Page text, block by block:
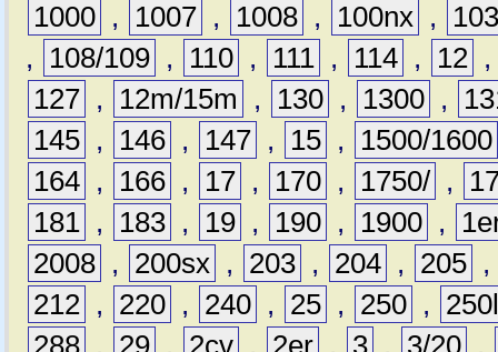
1000 , 1007 , 1008 , 100nx ,
,
108/109 , 110 , 111 , 114 , 12
127 , 12m/15m , 130 , 1300 ,
145 , 146 , 147 , 15 ,
1500/1600
164 , 166 , 17 , 170 , 1750/ ,
181 , 183 , 19 , 190 , 1900 ,
2008 , 200sx , 203 , 204 , 205 ,
212 , 220 , 240 , 25 , 250 ,
288 , 29 , 2cv , 2er , 3 , 3/20 ,